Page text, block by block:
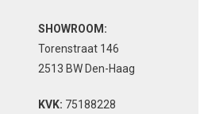
SHOWROOM:
Torenstraat 146
2513 BW Den-Haag
KVK: 75188228